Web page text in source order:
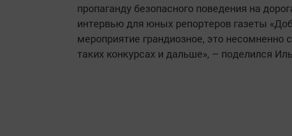
пропаганду безопасного поведения на
интервью для юных репортеров газеты
мероприятие грандиозное, это несомненно
таких конкурсах и дальше», – поделился